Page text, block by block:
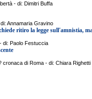
- di: Dimitri Buffa
Annamaria Gravino
ritiro la legge sull'amnistia,
di: Paolo Festuccia
di Roma - di: Chiara Righetti